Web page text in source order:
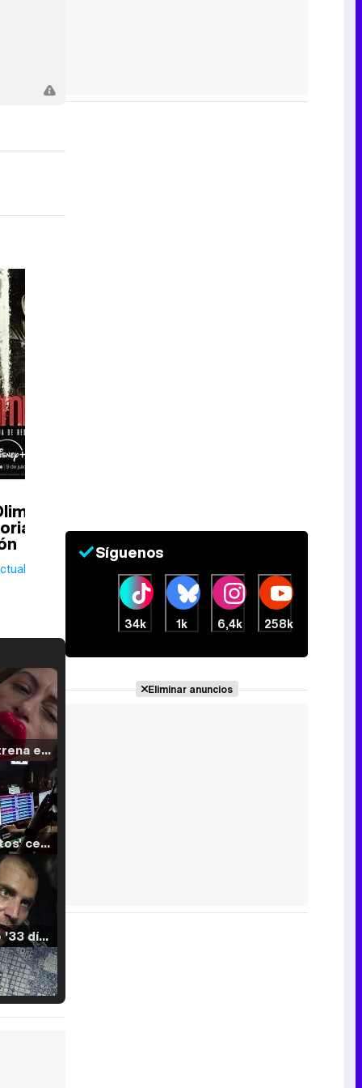
de
Filmin estrena el tráiler de 'Millennial Mal', su nueva comedia universitaria de la mano de Lorena Iglesias
'120 Minutos' celebra sus 2.000 programas en Telemadrid con un vídeo del día a día en la redacción
Tráiler de '33 días', la nueva serie de Atresplayer con Julián Villagrán y José Manuel Poga
Síguenos
34k 1k 6,4k 258k
Eliminar anuncios